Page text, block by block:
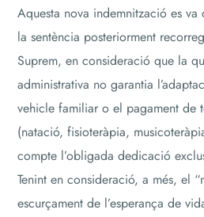
Aquesta nova indemnització es va
la sentència posteriorment
Suprem, en consideració que la
administrativa no garantia
vehicle familiar o el pagament de
(natació, fisioteràpia,
compte l’obligada dedicació
Tenint en consideració, a més, el
escurçament de l’esperança de